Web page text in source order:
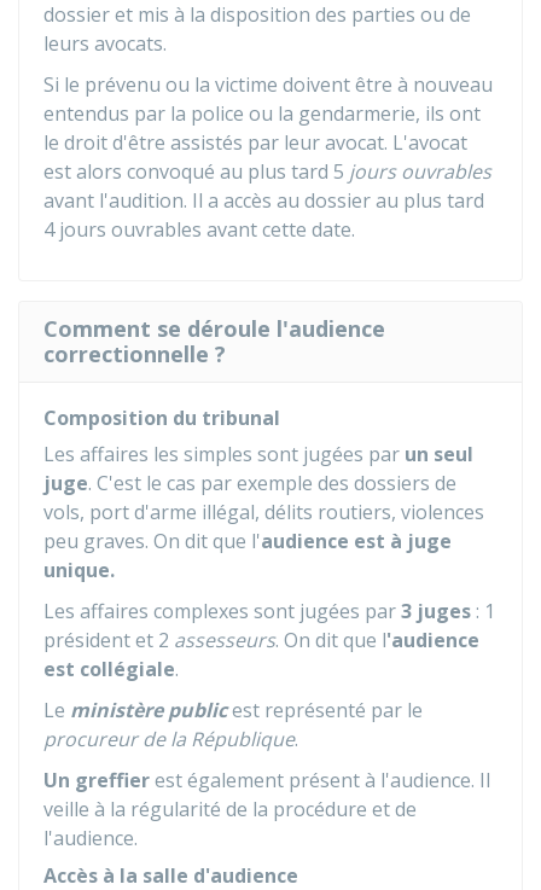
dossier et mis à la disposition des parties ou de
leurs avocats.
Si le prévenu ou la victime doivent être à nouveau
entendus par la police ou la gendarmerie, ils ont
le droit d'être assistés par leur avocat. L'avocat
est alors convoqué au plus tard 5 jours ouvrables
avant l'audition. Il a accès au dossier au plus tard
4 jours ouvrables avant cette date.
Comment se déroule l'audience
correctionnelle ?
Composition du tribunal
Les affaires les simples sont jugées par un seul
juge. C'est le cas par exemple des dossiers de
vols, port d'arme illégal, délits routiers, violences
peu graves. On dit que l'audience est à juge
unique.
Les affaires complexes sont jugées par3 juges : 1
président et 2 assesseurs. On dit que l'audience
est collégiale.
Le ministère publicest représenté par le
procureur de la République.
Un greffierest également présent à l'audience. Il
veille à la régularité de la procédure et de
l'audience.
Accès à la salle d'audience